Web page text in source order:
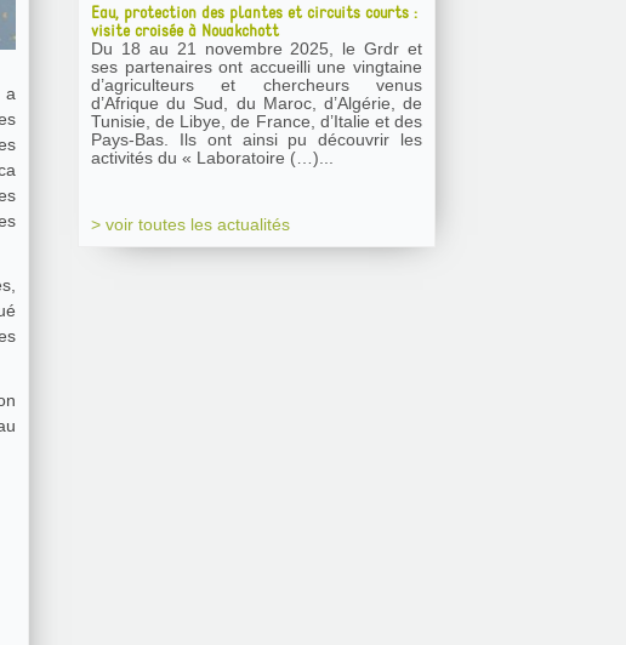
a
Eau, protection des plantes et circuits courts :
visite croisée à Nouakchott
Du 18 au 21 novembre 2025, le Grdr et
ses partenaires ont accueilli une vingtaine
d’agriculteurs et chercheurs venus
d’Afrique du Sud, du Maroc, d’Algérie, de
Tunisie, de Libye, de France, d’Italie et des
Pays-Bas. Ils ont ainsi pu découvrir les
activités du « Laboratoire (…)...
> voir toutes les actualités